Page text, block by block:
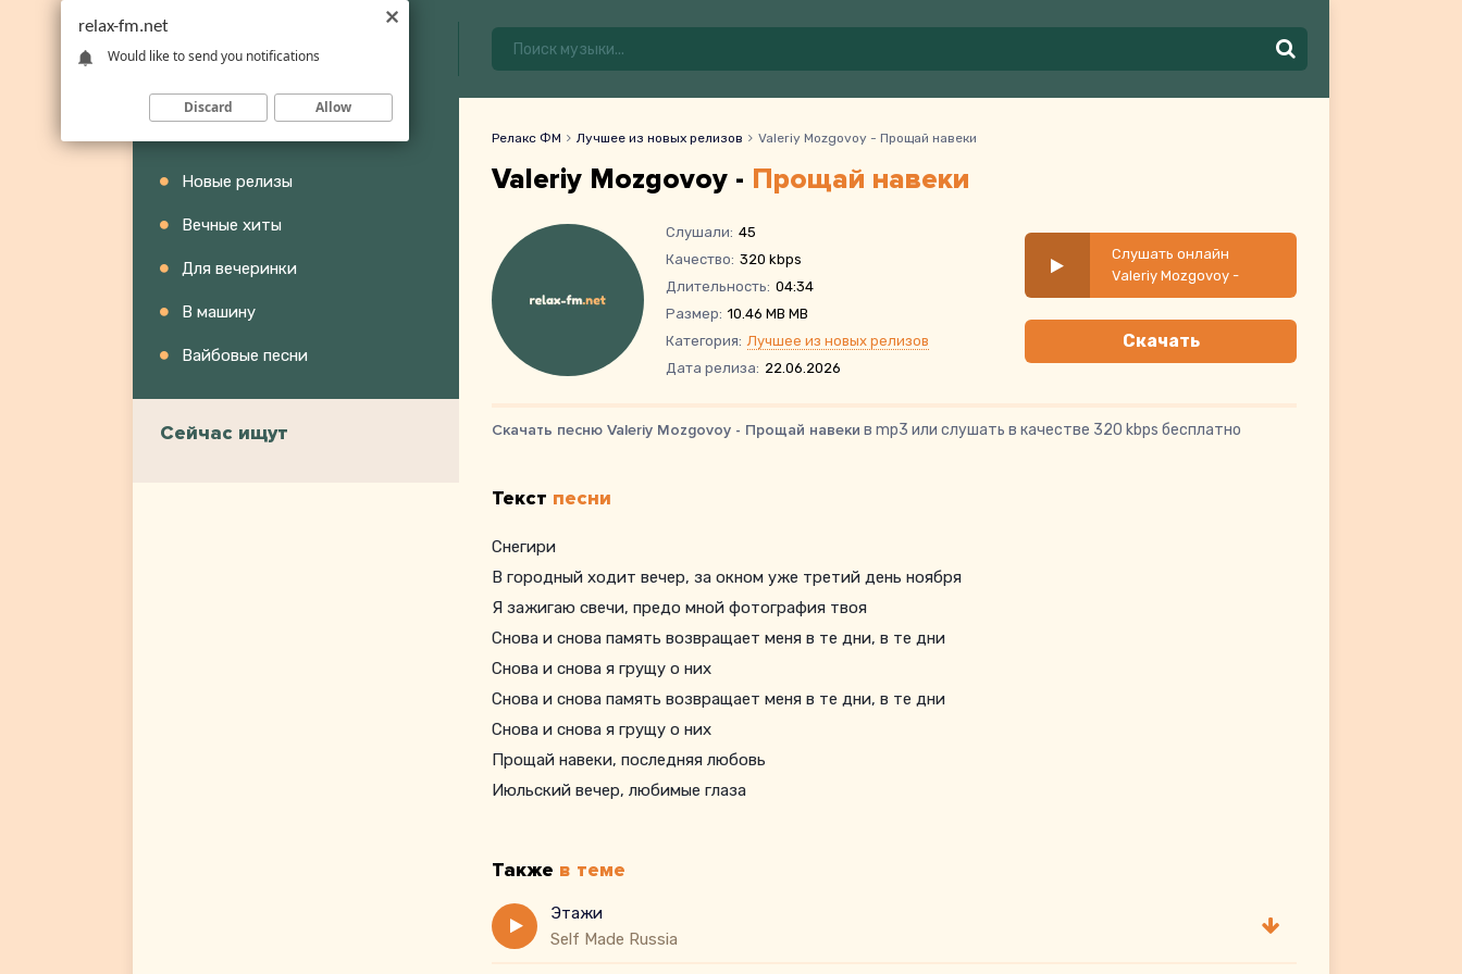
Новые релизы
Вечные хиты
Для вечеринки
В машину
Вайбовые песни
Сейчас ищут
Релакс ФМ Лучшее из новых релизов Valeriy Mozgovoy - Прощай навеки
Valeriy Mozgovoy - Прощай навеки
Слушали: 45
Качество: 320 kbps
Длительность: 04:34
Размер: 10.46 MB MB
Категория: Лучшее из новых релизов
Дата релиза: 22.06.2026
Слушать онлайн
Valeriy Mozgovoy -
Прощай навеки
Скачать
Скачать песню Valeriy Mozgovoy - Прощай навеки в mp3 или слушать в качестве 320 kbps бесплатно
Текст песни
Снегири
В городный ходит вечер, за окном уже третий день ноября
Я зажигаю свечи, предо мной фотография твоя
Снова и снова память возвращает меня в те дни, в те дни
Снова и снова я грущу о них
Снова и снова память возвращает меня в те дни, в те дни
Снова и снова я грущу о них
Прощай навеки, последняя любовь
Июльский вечер, любимые глаза
Также в теме
Этажи
Self Made Russia
relax-fm.net
Would like to send you notifications
Discard Allow